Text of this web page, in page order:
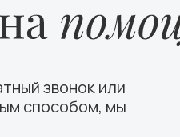
звонок или
способом, мы